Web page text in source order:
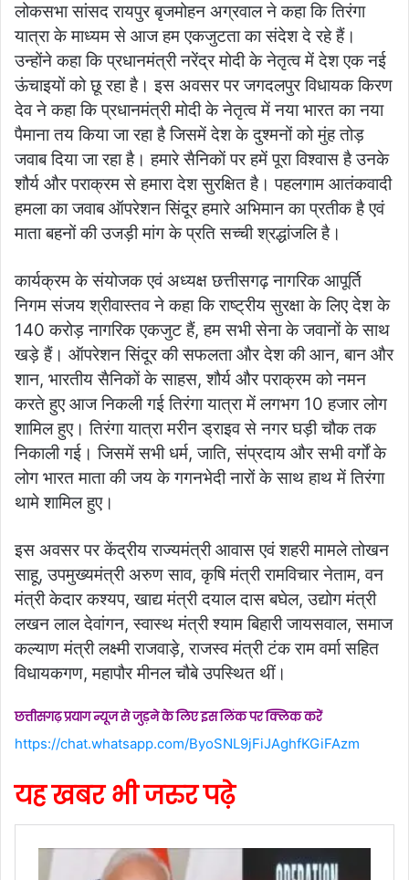
लोकसभा सांसद रायपुर बृजमोहन अग्रवाल ने कहा कि तिरंगा
यात्रा के माध्यम से आज हम एकजुटता का संदेश दे रहे हैं।
उन्होंने कहा कि प्रधानमंत्री नरेंद्र मोदी के नेतृत्व में देश एक नई
ऊंचाइयों को छू रहा है। इस अवसर पर जगदलपुर विधायक किरण
देव ने कहा कि प्रधानमंत्री मोदी के नेतृत्व में नया भारत का नया
पैमाना तय किया जा रहा है जिसमें देश के दुश्मनों को मुंह तोड़
जवाब दिया जा रहा है। हमारे सैनिकाें पर हमें पूरा विश्वास है उनके
शौर्य और पराक्रम से हमारा देश सुरक्षित है। पहलगाम आतंकवादी
हमला का जवाब ऑपरेशन सिंदूर हमारे अभिमान का प्रतीक है एवं
माता बहनों की उजड़ी मांग के प्रति सच्ची श्रद्धांजलि है।
कार्यक्रम के संयोजक एवं अध्यक्ष छत्तीसगढ़ नागरिक आपूर्ति
निगम संजय श्रीवास्तव ने कहा कि राष्ट्रीय सुरक्षा के लिए देश के
140 करोड़ नागरिक एकजुट हैं, हम सभी सेना के जवानों के साथ
खड़े हैं। ऑपरेशन सिंदूर की सफलता और देश की आन, बान और
शान, भारतीय सैनिकों के साहस, शौर्य और पराक्रम को नमन
करते हुए आज निकली गई तिरंगा यात्रा में लगभग 10 हजार लोग
शामिल हुए। तिरंगा यात्रा मरीन ड्राइव से नगर घड़ी चौक तक
निकाली गई। जिसमें सभी धर्म, जाति, संप्रदाय और सभी वर्गों के
लोग भारत माता की जय के गगनभेदी नारों के साथ हाथ में तिरंगा
थामे शामिल हुए।
इस अवसर पर केंद्रीय राज्यमंत्री आवास एवं शहरी मामले तोखन
साहू, उपमुख्यमंत्री अरुण साव, कृषि मंत्री रामविचार नेताम, वन
मंत्री केदार कश्यप, खाद्य मंत्री दयाल दास बघेल, उद्योग मंत्री
लखन लाल देवांगन, स्वास्थ मंत्री श्याम बिहारी जायसवाल, समाज
कल्याण मंत्री लक्ष्मी राजवाड़े, राजस्व मंत्री टंक राम वर्मा सहित
विधायकगण, महापौर मीनल चौबे उपस्थित थीं।
छत्तीसगढ़ प्रयाग न्यूज से जुड़ने के लिए इस लिंक पर क्लिक करें
https://chat.whatsapp.com/ByoSNL9jFiJAghfKGiFAzm
यह खबर भी जरुर पढ़े